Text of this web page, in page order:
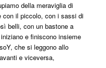
della meraviglia di
con il piccolo, con i sassi di
belli, con un bastone a
e finiscono insieme
che si leggono allo
e viceversa,